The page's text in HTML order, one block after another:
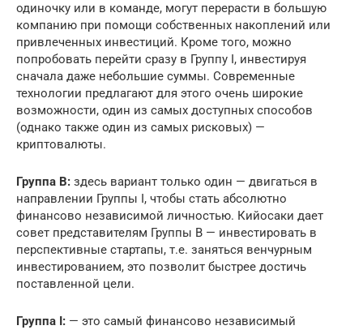
одиночку или в команде, могут перерасти в большую
компанию при помощи собственных накоплений или
привлеченных инвестиций. Кроме того, можно
попробовать перейти сразу в Группу I, инвестируя
сначала даже небольшие суммы. Современные
технологии предлагают для этого очень широкие
возможности, один из самых доступных способов
(однако также один из самых рисковых) —
криптовалюты.
Группа B: здесь вариант только один — двигаться в
направлении Группы I, чтобы стать абсолютно
финансово независимой личностью. Кийосаки дает
совет представителям Группы B — инвестировать в
перспективные стартапы, т.е. заняться венчурным
инвестированием, это позволит быстрее достичь
поставленной цели.
Группа I: — это самый финансово независимый